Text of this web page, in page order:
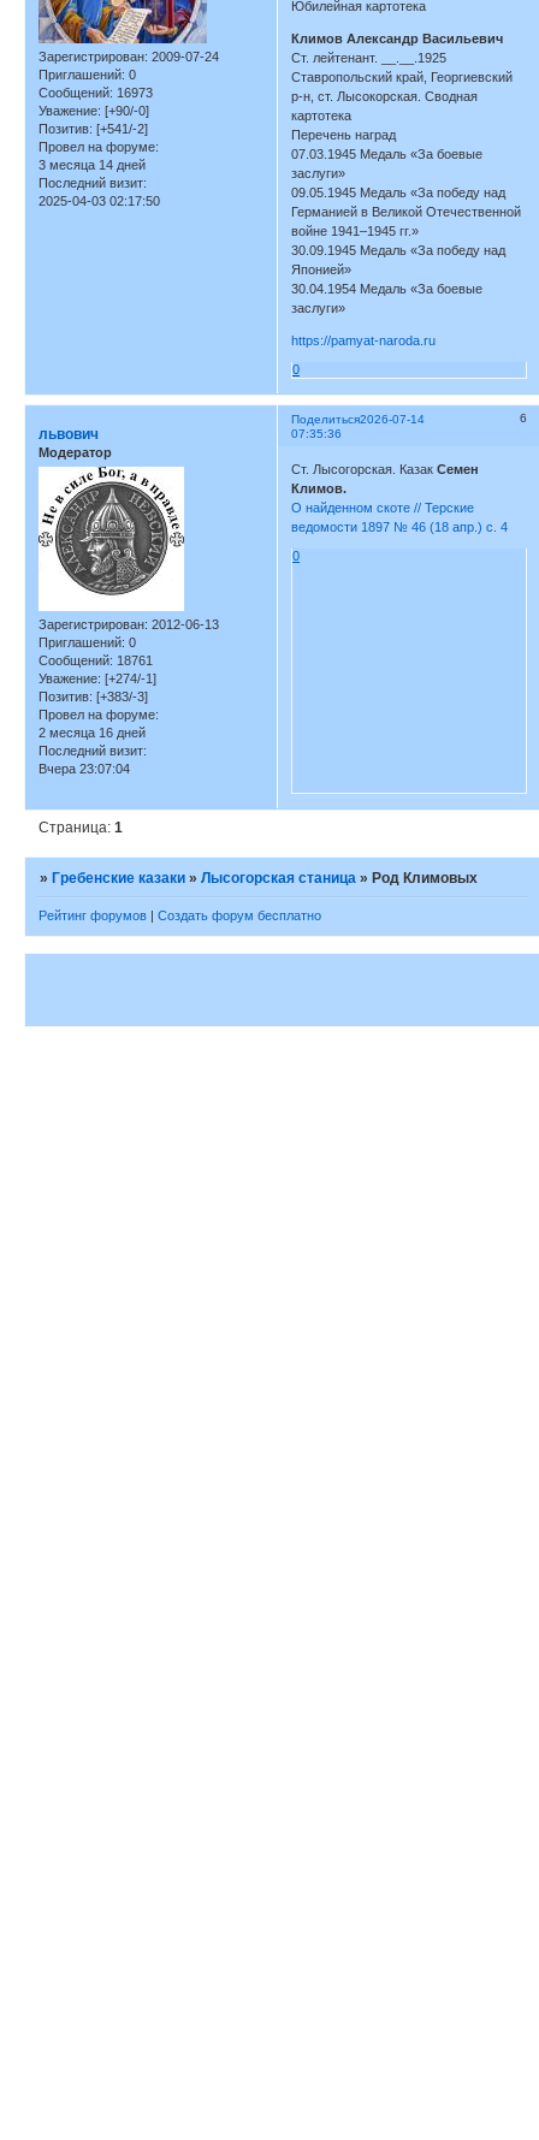
Зарегистрирован: 2009-07-24
Приглашений: 0
Сообщений: 16973
Уважение: [+90/-0]
Позитив: [+541/-2]
Провел на форуме:
3 месяца 14 дней
Последний визит:
2025-04-03 02:17:50
Юбилейная картотека
Климов Александр Васильевич
Ст. лейтенант. __.__.1925
Ставропольский край, Георгиевский
р-н, ст. Лысокорская. Сводная
картотека
Перечень наград
07.03.1945 Медаль «За боевые
заслуги»
09.05.1945 Медаль «За победу над
Германией в Великой Отечественной
войне 1941–1945 гг.»
30.09.1945 Медаль «За победу над
Японией»
30.04.1954 Медаль «За боевые
заслуги»
https://pamyat-naroda.ru
0
Поделиться 6
2026-07-14
07:35:36
львович
Модератор
Зарегистрирован: 2012-06-13
Приглашений: 0
Сообщений: 18761
Уважение: [+274/-1]
Позитив: [+383/-3]
Провел на форуме:
2 месяца 16 дней
Последний визит:
Вчера 23:07:04
Ст. Лысогорская. КазакСемен
Климов.
О найденном скоте // Терские
ведомости 1897 № 46 (18 апр.) с. 4
0
Страница:1
» Гребенские казаки »Лысогорская станица » Род Климовых
Рейтинг форумов Создать форум бесплатно